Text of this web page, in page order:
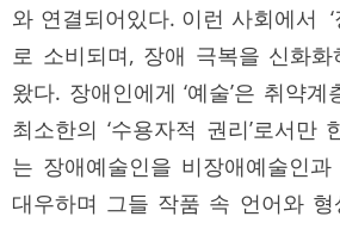
와 연결되어있다. 이런 사회에서 ‘
로 소비되며, 장애 극복을 신화
왔다. 장애인에게 ‘예술’은 취약
최소한의 ‘수용자적 권리’로서만
는 장애예술인을 비장애예술인
대우하며 그들 작품 속 언어와